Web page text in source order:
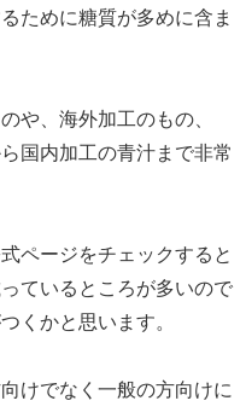
ために糖質が多めに含ま
や、海外加工のもの、
国内加工の青汁まで非常
ページをチェックすると
ているところが多いので
くかと思います。
けでなく一般の方向けに